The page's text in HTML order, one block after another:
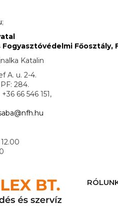
;
Fogyasztóvédelmi Főosztály,
Katalin
A. u. 2-4.
284.
66 546 151,